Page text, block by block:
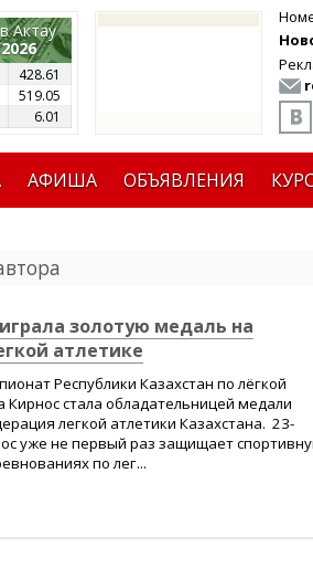
Актау
428.61
519.05
6.01
АФИША ОБЪЯВЛЕНИЯ
золотую медаль на
атлетике
Республики Казахстан по лёгкой
стала обладательницей медали
легкой атлетики Казахстана. 23-
уже не первый раз защищает
по лег...